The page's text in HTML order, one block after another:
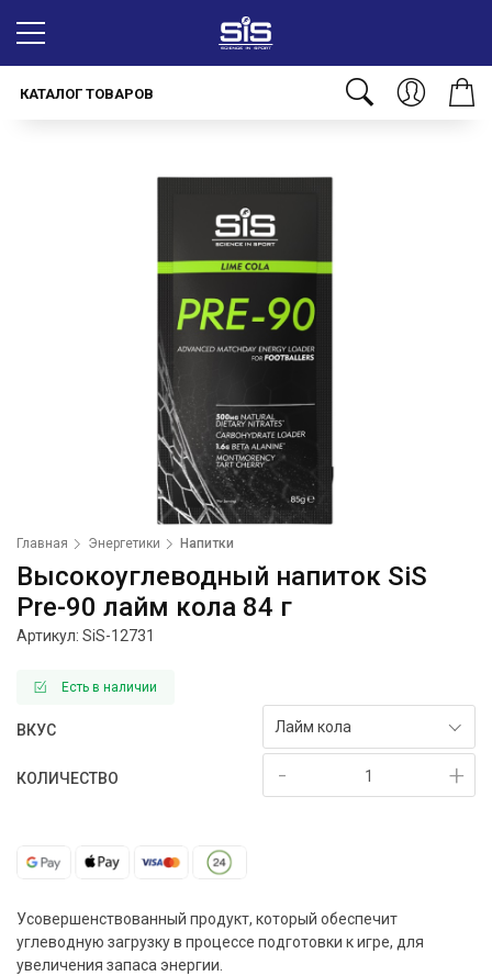
КАТАЛОГ ТОВАРОВ
Главная Энергетики Напитки
Высокоуглеводный напиток SiS
Pre-90 лайм кола 84 г
Артикул: SiS-12731
Есть в наличии
ВКУС Лайм кола
КОЛИЧЕСТВО +
-
Усовершенствованный продукт, который обеспечит
углеводную загрузку в процессе подготовки к игре, для
увеличения запаса энергии.